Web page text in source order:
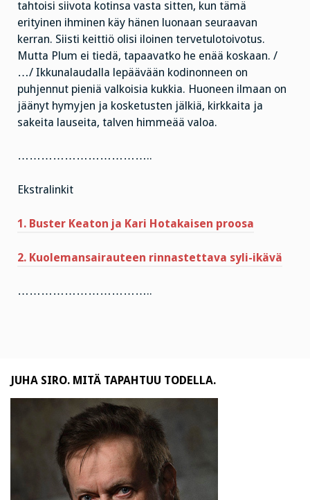
tahtoisi siivota kotinsa vasta sitten, kun tämä
erityinen ihminen käy hänen luonaan seuraavan
kerran. Siisti keittiö olisi iloinen tervetulotoivotus.
Mutta Plum ei tiedä, tapaavatko he enää koskaan. /
…/ Ikkunalaudalla lepäävään kodinonneen on
puhjennut pieniä valkoisia kukkia. Huoneen ilmaan on
jäänyt hymyjen ja kosketusten jälkiä, kirkkaita ja
sakeita lauseita, talven himmeää valoa.
……………………………..
Ekstralinkit
1. Buster Keaton ja Kari Hotakaisen proosa
2. Kuolemansairauteen rinnastettava syli-ikävä
……………………………..
JUHA SIRO. MITÄ TAPAHTUU TODELLA.